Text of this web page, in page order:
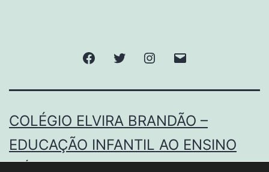
COLÉGIO ELVIRA BRANDÃO –
EDUCAÇÃO INFANTIL AO ENSINO